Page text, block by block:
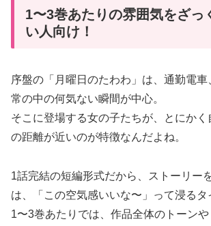
1〜3巻あたりの雰囲気をざっ
い人向け！
序盤の「月曜日のたわわ」は、通勤電車
常の中の何気ない瞬間が中心。
そこに登場する女の子たちが、とにかく
の距離が近いのが特徴なんだよね。
1話完結の短編形式だから、ストーリー
は、「この空気感いいな〜」って浸るタ
1〜3巻あたりでは、作品全体のトーン